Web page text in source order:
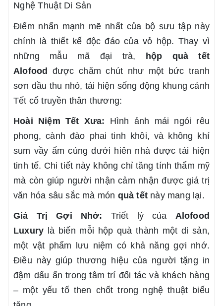
Nghệ Thuật Di Sản
Điểm nhấn mạnh mẽ nhất của bộ sưu tập này
chính là thiết kế độc đáo của vỏ hộp. Thay vì
những mẫu mã đại trà,
hộp quà tết
Alofood
được chăm chút như một bức tranh
sơn dầu thu nhỏ, tái hiện sống động khung cảnh
Tết cổ truyền thân thương:
Hoài Niệm Tết Xưa: Hình ảnh mái ngói rêu
phong, cành đào phai tinh khôi, và không khí
sum vầy ấm cúng dưới hiên nhà được tái hiện
tinh tế. Chi tiết này không chỉ tăng tính thẩm mỹ
mà còn giúp người nhận cảm nhận được giá trị
văn hóa sâu sắc mà món quà tết này mang lại.
Giá Trị Gợi Nhớ: Triết lý của Alofood
Luxury là biến mỗi hộp quà thành một di sản,
một vật phẩm lưu niệm có khả năng gợi nhớ.
Điều này giúp thương hiệu của người tặng in
đậm dấu ấn trong tâm trí đối tác và khách hàng
– một yếu tố then chốt trong nghệ thuật biếu